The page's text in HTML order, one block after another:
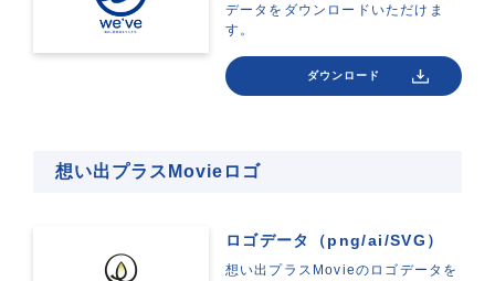
データをダウンロードいただけま
す。
ダウンロード
想い出プラスMovieロゴ
ロゴデータ（png/ai/SVG）
想い出プラスMovieのロゴデータを